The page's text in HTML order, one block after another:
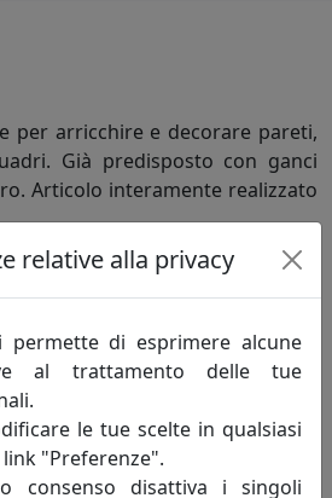
per arricchire e decorare pareti,
Già predisposto con ganci
Articolo interamente realizzato
cm
International Art Trading è
relative alla privacy
permette di esprimere alcune
al trattamento delle tue
le tue scelte in qualsiasi
"Preferenze".
consenso disattiva i singoli